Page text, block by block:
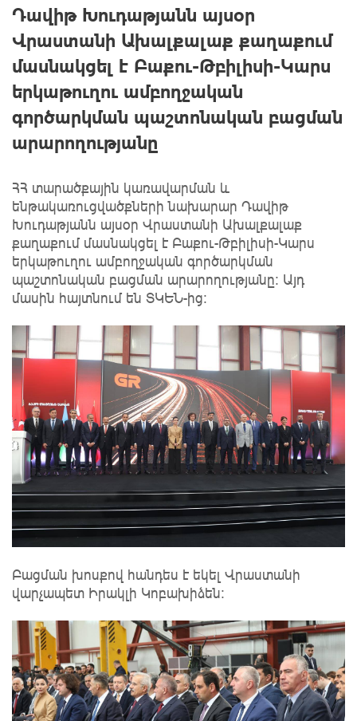
Դավիթ Խուդաթյանն այսօր
Վրաստանի Ախալքալաք քաղաքում
մասնակցել է Բաքու-Թբիլիսի-Կարս
երկաթուղու ամբողջական
գործարկման պաշտոնական բացման
արարողությանը
ՀՀ տարածքային կառավարման և
ենթակառուցվածքների նախարար Դավիթ
Խուդաթյանն այսօր Վրաստանի Ախալքալաք
քաղաքում մասնակցել է Բաքու-Թբիլիսի-Կարս
երկաթուղու ամբողջական գործարկման
պաշտոնական բացման արարողությանը։ Այդ
մասին հայտնում են ՏԿԵՆ-ից:
Բացման խոսքով հանդես է եկել Վրաստանի
վարչապետ Իրակլի Կոբախիձեն։